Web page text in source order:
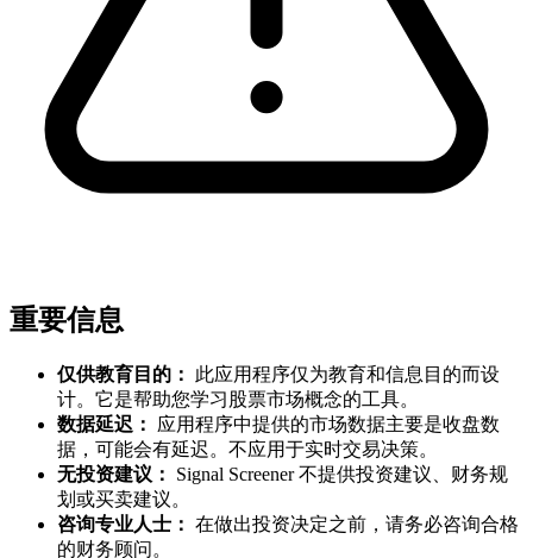
重要信息
仅供教育目的：
此应用程序仅为教育和信息目的而设
计。它是帮助您学习股票市场概念的工具。
数据延迟：
应用程序中提供的市场数据主要是收盘数
据，可能会有延迟。不应用于实时交易决策。
无投资建议：
Signal Screener 不提供投资建议、财务规
划或买卖建议。
咨询专业人士： 在做出投资决定之前，请务必咨询合格
的财务顾问。